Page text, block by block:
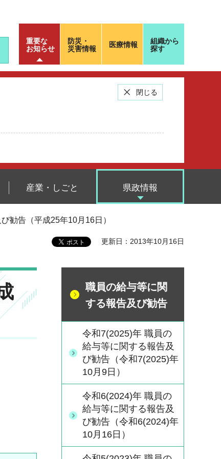
重要な
お知らせ
閉じる
防災・
災害情報
医療情報
組織から
探す
産業・しごと 県政情報
勧告（平成25年10月16日）
更新日：2013年10月16日
職員の給与等に関
する報告及び勧告
令和7(2025)年 職員の
給与等に関する報告及
び勧告（令和7(2025)年
10月9日）
令和6(2024)年 職員の
給与等に関する報告及
び勧告（令和6(2024)年
10月16日）